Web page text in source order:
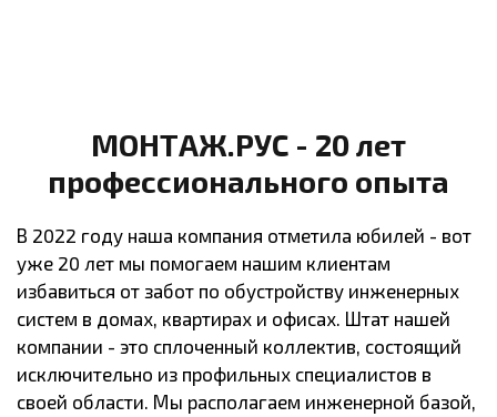
МОНТАЖ.РУС - 20 лет
профессионального опыта
В 2022 году наша компания отметила юбилей - вот
уже 20 лет мы помогаем нашим клиентам
избавиться от забот по обустройству инженерных
систем в домах, квартирах и офисах. Штат нашей
компании - это сплоченный коллектив, состоящий
исключительно из профильных специалистов в
своей области. Мы располагаем инженерной базой,